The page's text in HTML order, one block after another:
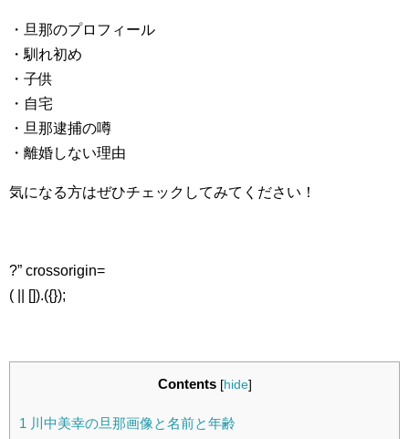
・旦那のプロフィール
・馴れ初め
・子供
・自宅
・旦那逮捕の噂
・離婚しない理由
気になる方はぜひチェックしてみてください！
?” crossorigin=
( || []).({});
Contents [hide]
1 川中美幸の旦那画像と名前と年齢